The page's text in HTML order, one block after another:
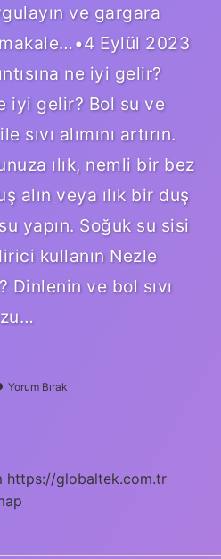
ve gargara
Eylül 2023
ne iyi gelir?
iyi gelir? Bol su ve
sıvı alımını artırın.
ılık, nemli bir bez
alın veya ılık bir duş
yapın. Soğuk su sisi
kullanın Nezle
Dinlenin ve bol sıvı
Yorum Bırak
https://globaltek.com.tr